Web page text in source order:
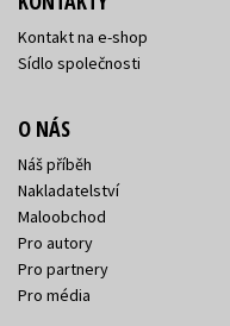
Kontakt na e-shop
Sídlo společnosti
O NÁS
Náš příběh
Nakladatelství
Maloobchod
Pro autory
Pro partnery
Pro média